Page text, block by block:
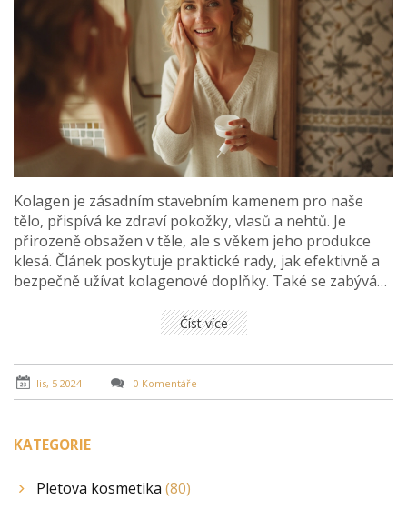
Kolagen je zásadním stavebním kamenem pro naše
tělo, přispívá ke zdraví pokožky, vlasů a nehtů. Je
přirozeně obsažen v těle, ale s věkem jeho produkce
klesá. Článek poskytuje praktické rady, jak efektivně a
bezpečně užívat kolagenové doplňky. Také se zabývá
dosažen nejlepší účinek.Číst více
lis, 5 2024 0 Komentáře
KATEGORIE
Pletova kosmetika (80)